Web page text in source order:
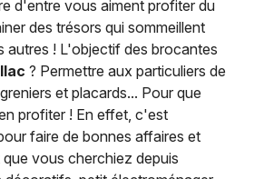
d'entre vous aiment profiter du
des trésors qui sommeillent
autres ! L'objectif des brocantes
? Permettre aux particuliers de
et placards... Pour que
profiter ! En effet, c'est
faire de bonnes affaires et
vous cherchiez depuis